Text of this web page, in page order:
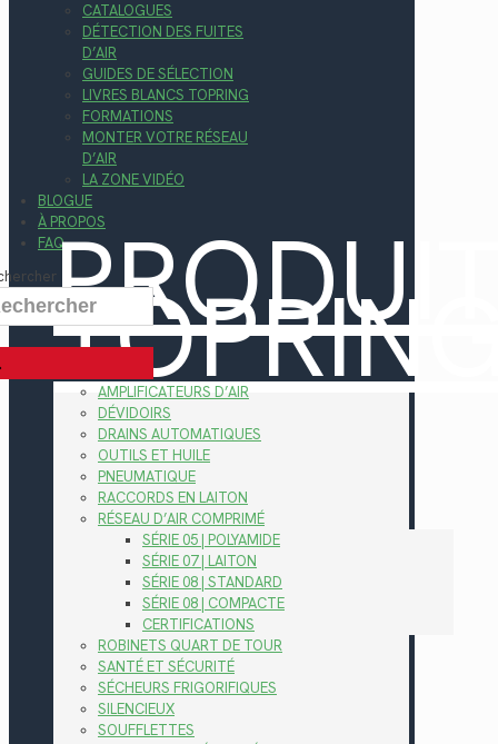
CATALOGUES
DÉTECTION DES FUITES
D’AIR
GUIDES DE SÉLECTION
LIVRES BLANCS TOPRING
FORMATIONS
MONTER VOTRE RÉSEAU
D’AIR
LA ZONE VIDÉO
BLOGUE
À PROPOS
FAQ
AMPLIFICATEURS D’AIR
DÉVIDOIRS
DRAINS AUTOMATIQUES
OUTILS ET HUILE
PNEUMATIQUE
RACCORDS EN LAITON
RÉSEAU D’AIR COMPRIMÉ
SÉRIE 05 | POLYAMIDE
SÉRIE 07 | LAITON
SÉRIE 08 | STANDARD
SÉRIE 08 | COMPACTE
CERTIFICATIONS
ROBINETS QUART DE TOUR
SANTÉ ET SÉCURITÉ
SÉCHEURS FRIGORIFIQUES
SILENCIEUX
SOUFFLETTES